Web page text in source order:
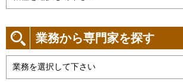
業務から専門家を探す